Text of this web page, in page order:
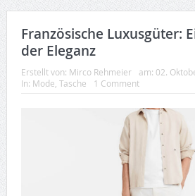
Französische Luxusgüter:
der Eleganz
Erstellt von: Mirco Rehmeier am: 02.
In: Mode Tasche 1 Comment